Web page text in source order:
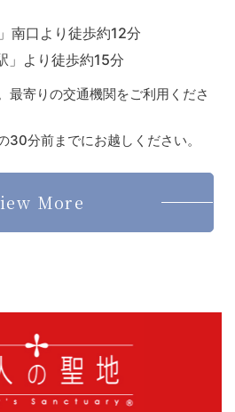
南口より徒歩約12分
」より徒歩約15分
最寄りの交通機関をご利用くださ
30分前までにお越しください。
More